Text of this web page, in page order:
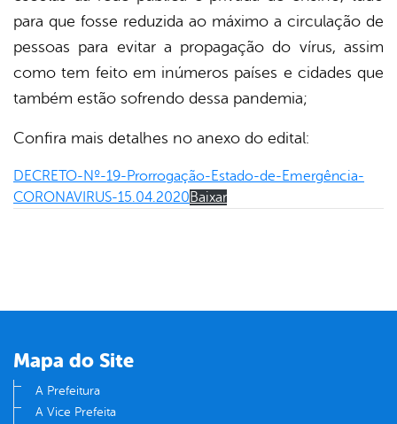
para que fosse reduzida ao máximo a circulação de
pessoas para evitar a propagação do vírus, assim
como tem feito em inúmeros países e cidades que
também estão sofrendo dessa pandemia;
Confira mais detalhes no anexo do edital:
DECRETO-Nº-19-Prorrogação-Estado-de-Emergência-
CORONAVIRUS-15.04.2020Baixar
Mapa do Site
A Prefeitura
A Vice Prefeita